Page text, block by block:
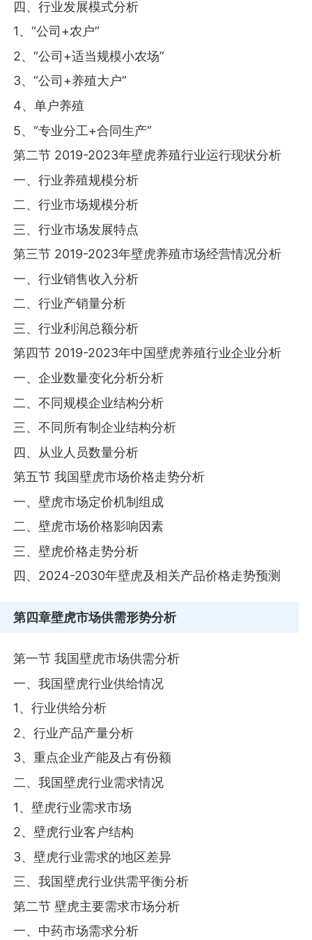
四、行业发展模式分析
1、“公司+农户”
2、“公司+适当规模小农场”
3、“公司+养殖大户”
4、单户养殖
5、“专业分工+合同生产”
第二节 2019-2023年壁虎养殖行业运行现状分析
一、行业养殖规模分析
二、行业市场规模分析
三、行业市场发展特点
第三节 2019-2023年壁虎养殖市场经营情况分析
一、行业销售收入分析
二、行业产销量分析
三、行业利润总额分析
第四节 2019-2023年中国壁虎养殖行业企业分析
一、企业数量变化分析分析
二、不同规模企业结构分析
三、不同所有制企业结构分析
四、从业人员数量分析
第五节 我国壁虎市场价格走势分析
一、壁虎市场定价机制组成
二、壁虎市场价格影响因素
三、壁虎价格走势分析
四、2024-2030年壁虎及相关产品价格走势预测
第四章壁虎市场供需形势分析
第一节 我国壁虎市场供需分析
一、我国壁虎行业供给情况
1、行业供给分析
2、行业产品产量分析
3、重点企业产能及占有份额
二、我国壁虎行业需求情况
1、壁虎行业需求市场
2、壁虎行业客户结构
3、壁虎行业需求的地区差异
三、我国壁虎行业供需平衡分析
第二节 壁虎主要需求市场分析
一、中药市场需求分析